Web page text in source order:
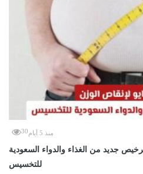
منذ 5 أيام 30
جديد من الغذاء والدواء السعودية
للتخسيس